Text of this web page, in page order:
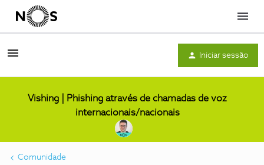
Menu
Iniciar sessão
Vishing | Phishing através de chamadas de voz
internacionais/nacionais
Comunidade